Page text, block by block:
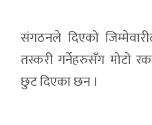
संगठनले दिएको
तस्करी गर्नेहरुसँग मोटो
छुट दिएका छन ।